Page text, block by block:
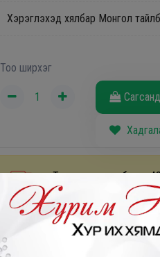
Хэрэглэхэд хялбар Монгол
Тоо ширхэг
Таны сонгосон бараа
Хүргэлтийн бүс харах